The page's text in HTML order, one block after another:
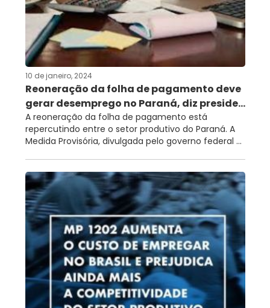
10 de janeiro, 2024
Reoneração da folha de pagamento deve
gerar desemprego no Paraná, diz preside...
A reoneração da folha de pagamento está
repercutindo entre o setor produtivo do Paraná. A
Medida Provisória, divulgada pelo governo federal ...